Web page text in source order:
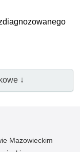
↓
Mazowieckim